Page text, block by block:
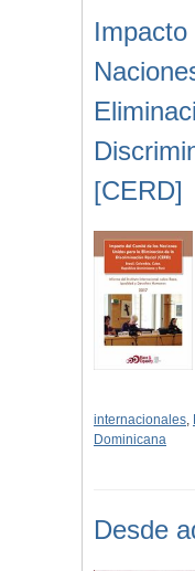
[CERD]
internacionales,
Dominicana
Desde